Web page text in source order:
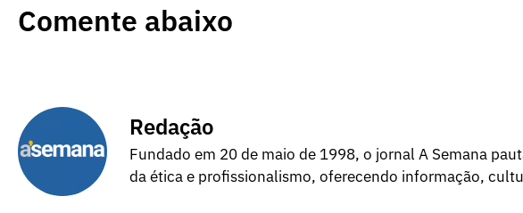
Comente abaixo
Redação
Fundado em 20 de maio de 1998, o jornal A Semana
da ética e profissionalismo, oferecendo informação,